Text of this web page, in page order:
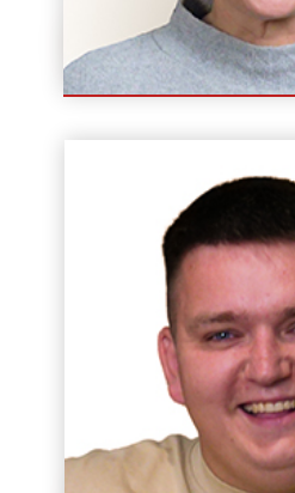
Wioletta Harazim
Instruktor / Wykładowca